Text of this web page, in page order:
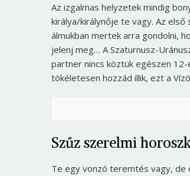
Az izgalmas helyzetek mindig
királya/királynője te vagy. Az
álmukban mertek arra gondolni,
jelenj meg… A Szaturnusz-
partner nincs köztük egészen
tökéletesen hozzád illik, ezt a
Szűz szerelmi
Te egy vonzó teremtés vagy, de